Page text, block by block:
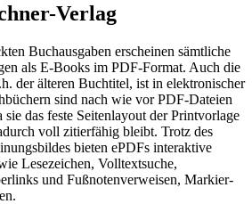
Verlag
Buchausgaben erscheinen sämtliche
als E-Books im PDF-Format. Auch die
der älteren Buchtitel, ist in elektronischer
sind nach wie vor PDF-Dateien
sie das feste Seitenlayout der Printvorlage
voll zitierfähig bleibt. Trotz des
bieten ePDFs interaktive
Lesezeichen, Volltextsuche,
und Fußnotenverweisen, Markier-